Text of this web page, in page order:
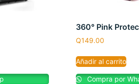
360° Pink
Q149.00
Añadir al carrito
Compra por